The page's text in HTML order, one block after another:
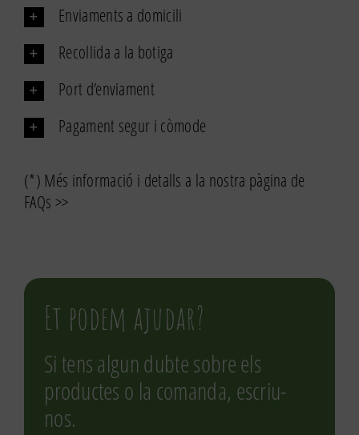
Enviaments a domicili
Recollida a la botiga
Port d’enviament
Pagament segur i còmode
(*) Més informació i detalls a la nostra pàgina de
FAQs >>
Et podem ajudar?
Si tens algun dubte sobre els
productes o la comanda, escriu-
nos.